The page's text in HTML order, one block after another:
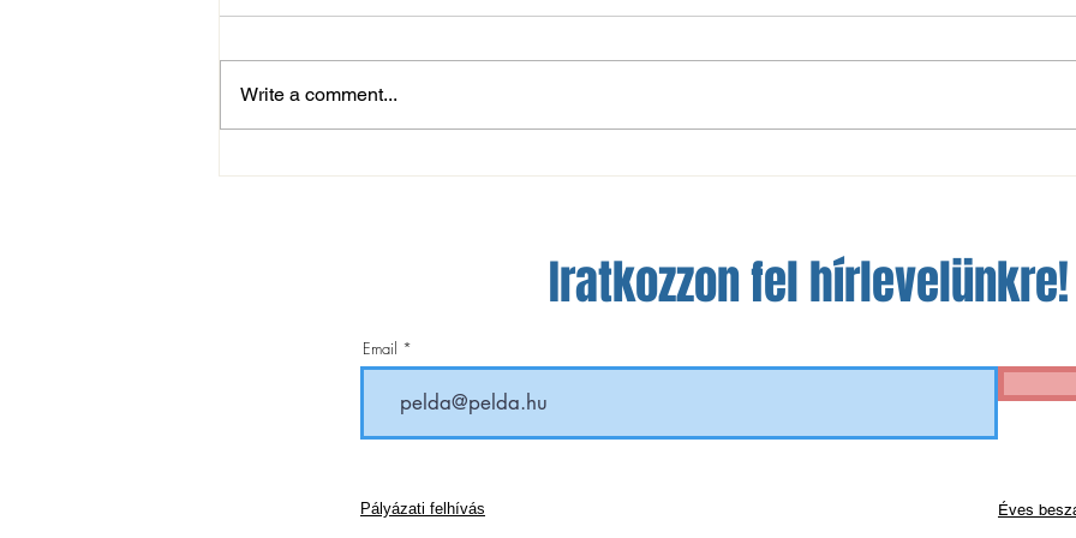
UP: a harmadik játéknap is
UP: TC II siker, U13 pontszerzés a
Write a comment...
Iratkozzon fel hírlevelünkre!
Email
Éves
Pályázati felhívás